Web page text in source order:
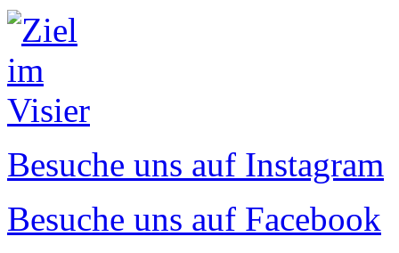
Besuche uns auf Instagram
Besuche uns auf Facebook